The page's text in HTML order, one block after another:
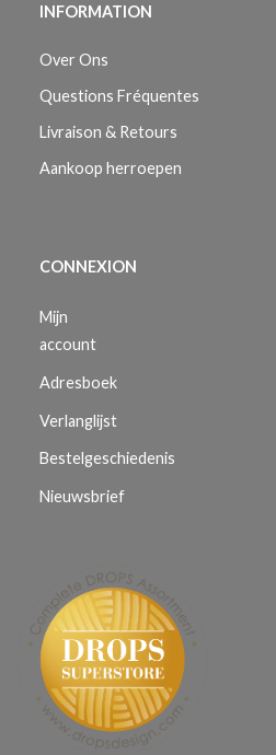
INFORMATION
Over Ons
Questions Fréquentes
Livraison & Retours
Aankoop herroepen
CONNEXION
Mijn
account
Adresboek
Verlanglijst
Bestelgeschiedenis
Nieuwsbrief